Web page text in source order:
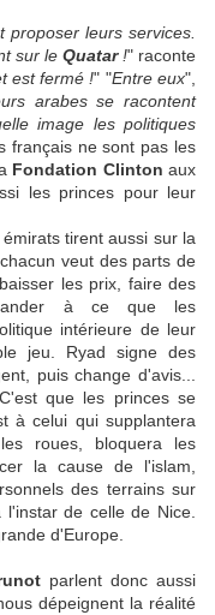
leurs services.
sur le Quatar!" raconte
est fermé !" "Entre eux",
arabes se racontent
image les politiques
français ne sont pas les
Fondation Clinton aux
les princes pour leur
tirent aussi sur la
veut des parts de
les prix, faire des
à ce que les
intérieure de leur
jeu. Ryad signe des
puis change d'avis...
que les princes se
à celui qui supplantera
roues, bloquera les
la cause de l'islam,
des terrains sur
de celle de Nice.
d'Europe.
parlent donc aussi
dépeignent la réalité